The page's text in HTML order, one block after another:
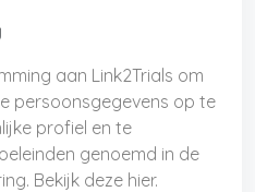
aan Link2Trials om
persoonsgegevens op te
profiel en te
genoemd in de
Bekijk deze hier.